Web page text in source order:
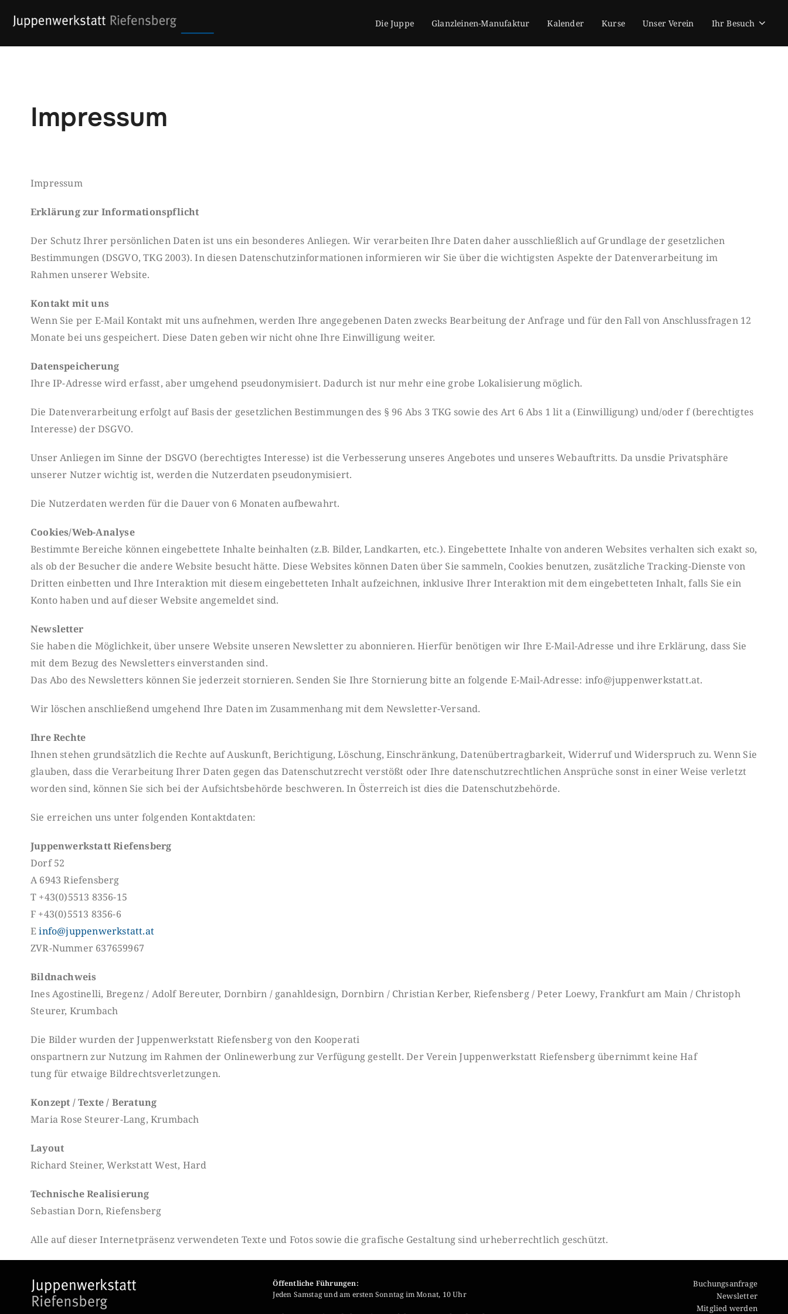
Die Juppe Glanzleinen-Manufaktur Kalender Kurse Unser Verein Ihr Besuch
Impressum
Impressum
Erklärung zur Informationspflicht
Der Schutz Ihrer persönlichen Daten ist uns ein besonderes Anliegen. Wir verarbeiten Ihre Daten daher ausschließlich auf Grundlage der gesetzlichen
Bestimmungen (DSGVO, TKG 2003). In diesen Datenschutzinformationen informieren wir Sie über die wichtigsten Aspekte der Datenverarbeitung im
Rahmen unserer Website.
Kontakt mit uns
Wenn Sie per E-Mail Kontakt mit uns aufnehmen, werden Ihre angegebenen Daten zwecks Bearbeitung der Anfrage und für den Fall von Anschlussfragen 12
Monate bei uns gespeichert. Diese Daten geben wir nicht ohne Ihre Einwilligung weiter.
Datenspeicherung
Ihre IP-Adresse wird erfasst, aber umgehend pseudonymisiert. Dadurch ist nur mehr eine grobe Lokalisierung möglich.
Die Datenverarbeitung erfolgt auf Basis der gesetzlichen Bestimmungen des § 96 Abs 3 TKG sowie des Art 6 Abs 1 lit a (Einwilligung) und/oder f (berechtigtes
Interesse) der DSGVO.
Unser Anliegen im Sinne der DSGVO (berechtigtes Interesse) ist die Verbesserung unseres Angebotes und unseres Webauftritts. Da unsdie Privatsphäre
unserer Nutzer wichtig ist, werden die Nutzerdaten pseudonymisiert.
Die Nutzerdaten werden für die Dauer von 6 Monaten aufbewahrt.
Cookies/Web-Analyse
Bestimmte Bereiche können eingebettete Inhalte beinhalten (z.B. Bilder, Landkarten, etc.). Eingebettete Inhalte von anderen Websites verhalten sich exakt so,
als ob der Besucher die andere Website besucht hätte. Diese Websites können Daten über Sie sammeln, Cookies benutzen, zusätzliche Tracking-Dienste von
Dritten einbetten und Ihre Interaktion mit diesem eingebetteten Inhalt aufzeichnen, inklusive Ihrer Interaktion mit dem eingebetteten Inhalt, falls Sie ein
Konto haben und auf dieser Website angemeldet sind.
Newsletter
Sie haben die Möglichkeit, über unsere Website unseren Newsletter zu abonnieren. Hierfür benötigen wir Ihre E-Mail-Adresse und ihre Erklärung, dass Sie
mit dem Bezug des Newsletters einverstanden sind.
Das Abo des Newsletters können Sie jederzeit stornieren. Senden Sie Ihre Stornierung bitte an folgende E-Mail-Adresse: info@juppenwerkstatt.at.
Wir löschen anschließend umgehend Ihre Daten im Zusammenhang mit dem Newsletter-Versand.
Ihre Rechte
Ihnen stehen grundsätzlich die Rechte auf Auskunft, Berichtigung, Löschung, Einschränkung, Datenübertragbarkeit, Widerruf und Widerspruch zu. Wenn Sie
glauben, dass die Verarbeitung Ihrer Daten gegen das Datenschutzrecht verstößt oder Ihre datenschutzrechtlichen Ansprüche sonst in einer Weise verletzt
worden sind, können Sie sich bei der Aufsichtsbehörde beschweren. In Österreich ist dies die Datenschutzbehörde.
Sie erreichen uns unter folgenden Kontaktdaten:
Juppenwerkstatt Riefensberg
Dorf 52
A 6943 Riefensberg
T +43(0)5513 8356-15
F +43(0)5513 8356-6
Einfo@juppenwerkstatt.at
ZVR-Nummer 637659967
Bildnachweis
Ines Agostinelli, Bregenz / Adolf Bereuter, Dornbirn / ganahldesign, Dornbirn / Christian Kerber, Riefensberg / Peter Loewy, Frankfurt am Main / Christoph
Steurer, Krumbach
Die Bilder wurden der Juppenwerkstatt Riefensberg von den Kooperati
onspartnern zur Nutzung im Rahmen der Onlinewerbung zur Verfügung gestellt. Der Verein Juppenwerkstatt Riefensberg übernimmt keine Haf
tung für etwaige Bildrechtsverletzungen.
Konzept / Texte / Beratung
Maria Rose Steurer-Lang, Krumbach
Layout
Richard Steiner, Werkstatt West, Hard
Technische Realisierung
Sebastian Dorn, Riefensberg
Alle auf dieser Internetpräsenz verwendeten Texte und Fotos sowie die grafische Gestaltung sind urheberrechtlich geschützt.
Öffentliche Führungen:
Jeden Samstag und am ersten Sonntag im Monat, 10 Uhr
Buchungsanfrage
Newsletter
Mitglied werden